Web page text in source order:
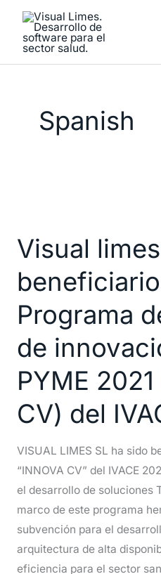
contenido
Spanish
Visual
Programa
de
PYME
CV) del
VISUAL LIMES SL ha sido
“INNOVA CV” del IVACE
el desarrollo de soluciones
marco de este programa
subvención para el
arquitectura de alta
eficiencia para el sector
ha
beneficiario
del
Programa
de
de
innovación
de